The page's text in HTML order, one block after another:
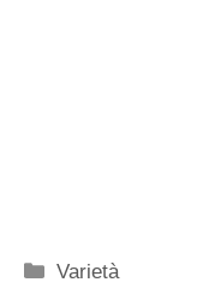
Categorie
Varietà